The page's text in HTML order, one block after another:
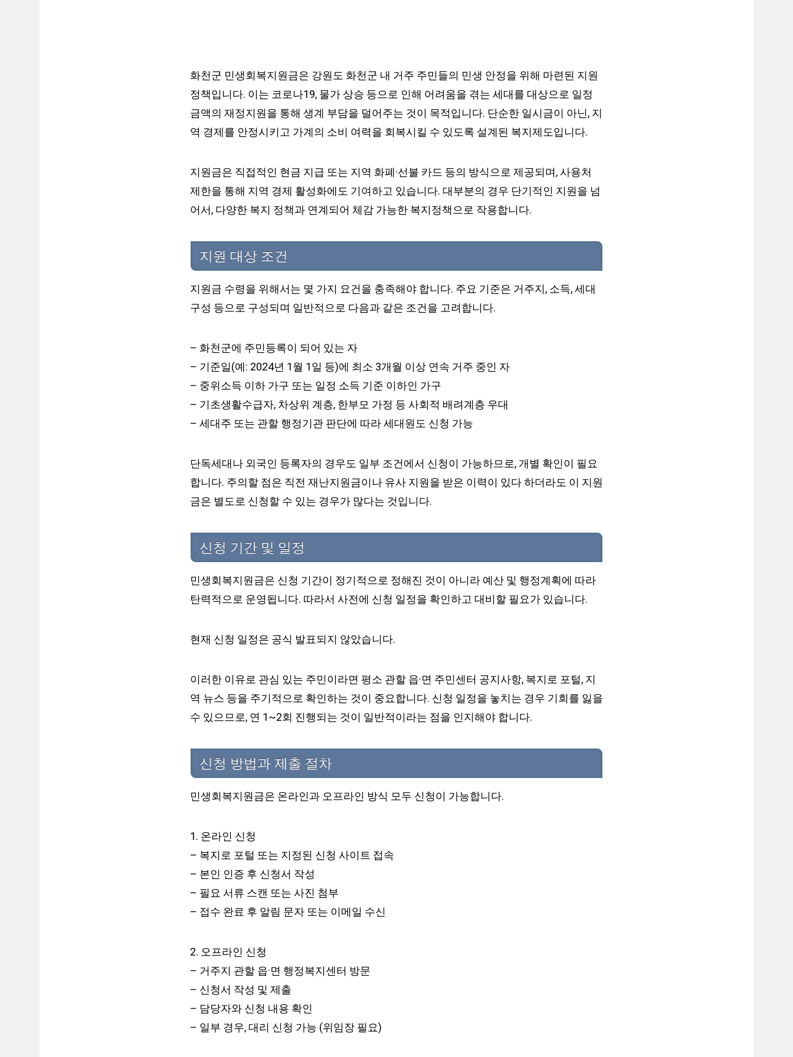
화천군 민생회복지원금은 강원도 화천군 내 거주 주민들의 민생 안정을 위해 마련된 지원
정책입니다. 이는 코로나19, 물가 상승 등으로 인해 어려움을 겪는 세대를 대상으로 일정
금액의 재정지원을 통해 생계 부담을 덜어주는 것이 목적입니다. 단순한 일시금이 아닌, 지
역 경제를 안정시키고 가계의 소비 여력을 회복시킬 수 있도록 설계된 복지제도입니다.
지원금은 직접적인 현금 지급 또는 지역 화폐·선불 카드 등의 방식으로 제공되며, 사용처
제한을 통해 지역 경제 활성화에도 기여하고 있습니다. 대부분의 경우 단기적인 지원을 넘
어서, 다양한 복지 정책과 연계되어 체감 가능한 복지정책으로 작용합니다.
지원 대상 조건
지원금 수령을 위해서는 몇 가지 요건을 충족해야 합니다. 주요 기준은 거주지, 소득, 세대
구성 등으로 구성되며 일반적으로 다음과 같은 조건을 고려합니다.
– 화천군에 주민등록이 되어 있는 자
– 기준일(예: 2024년 1월 1일 등)에 최소 3개월 이상 연속 거주 중인 자
– 중위소득 이하 가구 또는 일정 소득 기준 이하인 가구
– 기초생활수급자, 차상위 계층, 한부모 가정 등 사회적 배려계층 우대
– 세대주 또는 관할 행정기관 판단에 따라 세대원도 신청 가능
단독세대나 외국인 등록자의 경우도 일부 조건에서 신청이 가능하므로, 개별 확인이 필요
합니다. 주의할 점은 직전 재난지원금이나 유사 지원을 받은 이력이 있다 하더라도 이 지원
금은 별도로 신청할 수 있는 경우가 많다는 것입니다.
신청 기간 및 일정
민생회복지원금은 신청 기간이 정기적으로 정해진 것이 아니라 예산 및 행정계획에 따라
탄력적으로 운영됩니다. 따라서 사전에 신청 일정을 확인하고 대비할 필요가 있습니다.
현재 신청 일정은 공식 발표되지 않았습니다.
이러한 이유로 관심 있는 주민이라면 평소 관할 읍·면 주민센터 공지사항, 복지로 포털, 지
역 뉴스 등을 주기적으로 확인하는 것이 중요합니다. 신청 일정을 놓치는 경우 기회를 잃을
수 있으므로, 연 1~2회 진행되는 것이 일반적이라는 점을 인지해야 합니다.
신청 방법과 제출 절차
민생회복지원금은 온라인과 오프라인 방식 모두 신청이 가능합니다.
1. 온라인 신청
– 복지로 포털 또는 지정된 신청 사이트 접속
– 본인 인증 후 신청서 작성
– 필요 서류 스캔 또는 사진 첨부
– 접수 완료 후 알림 문자 또는 이메일 수신
2. 오프라인 신청
– 거주지 관할 읍·면 행정복지센터 방문
– 신청서 작성 및 제출
– 담당자와 신청 내용 확인
– 일부 경우, 대리 신청 가능 (위임장 필요)